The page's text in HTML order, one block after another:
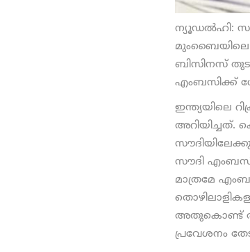
ന്യൂഡല്‍ഹി:
മുംബൈയിലെ
ബിസിനസ്
എംബസിക്ക്
ഇന്ത്യയിലെ
അറിയിച്ചത്.
സൗദി
മാത്രമേ
അതുകൊണ്ട്
പ്രവേശനം